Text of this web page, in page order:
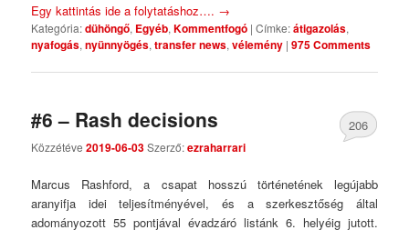
Egy kattintás ide a folytatáshoz…. →
Kategória:dühöngő, Egyéb,Kommentfogó |Címke:átigazolás,
nyafogás,nyünnyögés,transfer news,vélemény |975 Comments
#6 – Rash decisions
Közzétéve2019-06-03Szerző:ezraharrari
206
Marcus Rashford, a csapat hosszú történetének legújabb
aranyifja idei teljesítményével, és a szerkesztőség által
adományozott 55 pontjával évadzáró listánk 6. helyéig jutott.